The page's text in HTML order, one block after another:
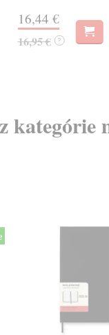
16,44 €
16,95 € ?
kategórie